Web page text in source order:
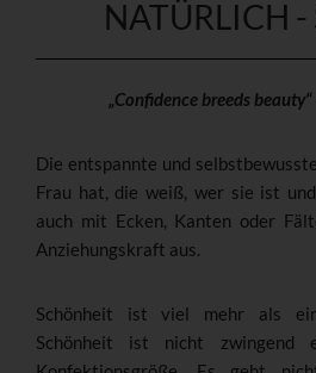
NATÜRLICH -
„Confidence breeds
Die entspannte und
Frau hat, die weiß, wer sie ist
auch mit Ecken, Kanten oder
Anziehungskraft aus.
Schönheit ist viel mehr als
Schönheit ist nicht zwingend